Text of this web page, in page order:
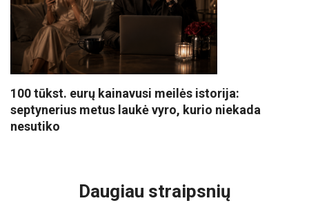
100 tūkst. eurų kainavusi meilės istorija:
septynerius metus laukė vyro, kurio niekada
nesutiko
Daugiau straipsnių